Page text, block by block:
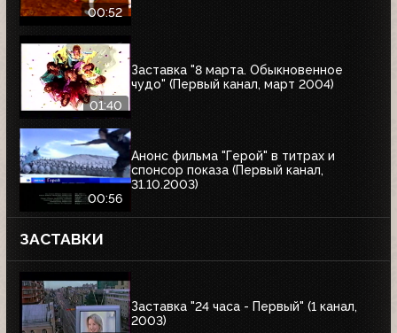
00:52
01:40
Заставка "8 марта. Обыкновенное
чудо" (Первый канал, март 2004)
00:56
Анонс фильма "Герой" в титрах и
спонсор показа (Первый канал,
31.10.2003)
ЗАСТАВКИ
Заставка "24 часа - Первый" (1 канал,
2003)